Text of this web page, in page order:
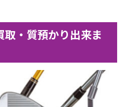
・質預かり出来ま